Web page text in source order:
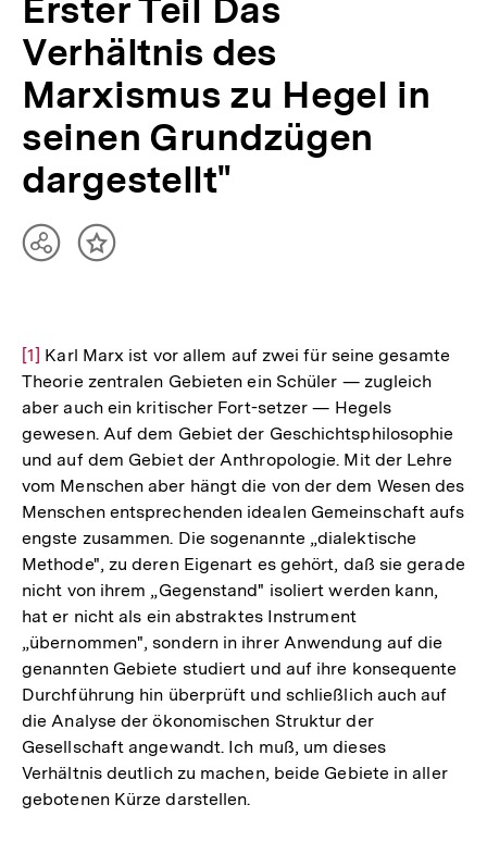
Erster Teil Das
Verhältnis des
Marxismus zu Hegel in
seinen Grundzügen
dargestellt"
TeilenInhalt
Zur
Auflösung
der
Fußnote
[1] Karl Marx ist vor allem auf zwei für seine gesamte
Theorie zentralen Gebieten ein Schüler — zugleich
aber auch ein kritischer Fort-setzer — Hegels
gewesen. Auf dem Gebiet der Geschichtsphilosophie
und auf dem Gebiet der Anthropologie. Mit der Lehre
vom Menschen aber hängt die von der dem Wesen des
Menschen entsprechenden idealen Gemeinschaft aufs
engste zusammen. Die sogenannte „dialektische
Methode", zu deren Eigenart es gehört, daß sie gerade
nicht von ihrem „Gegenstand" isoliert werden kann,
hat er nicht als ein abstraktes Instrument
„übernommen", sondern in ihrer Anwendung auf die
genannten Gebiete studiert und auf ihre konsequente
Durchführung hin überprüft und schließlich auch auf
die Analyse der ökonomischen Struktur der
Gesellschaft angewandt. Ich muß, um dieses
Verhältnis deutlich zu machen, beide Gebiete in aller
gebotenen Kürze darstellen.